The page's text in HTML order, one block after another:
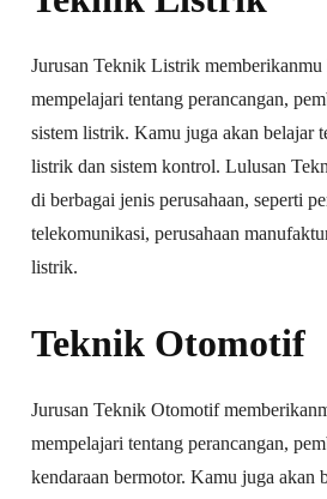
Jurusan Teknik Listrik memberikanmu
mempelajari tentang perancangan,
sistem listrik. Kamu juga akan belajar
listrik dan sistem kontrol. Lulusan
di berbagai jenis perusahaan, seperti
telekomunikasi, perusahaan
listrik.
Teknik Otomotif
Jurusan Teknik Otomotif
mempelajari tentang perancangan,
kendaraan bermotor. Kamu juga akan